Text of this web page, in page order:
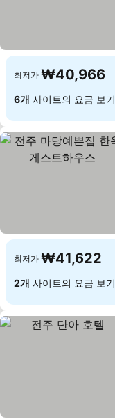
최저가 ₩40,966
6개 사이트의 요금 보기
최저가 ₩41,622
2개 사이트의 요금 보기